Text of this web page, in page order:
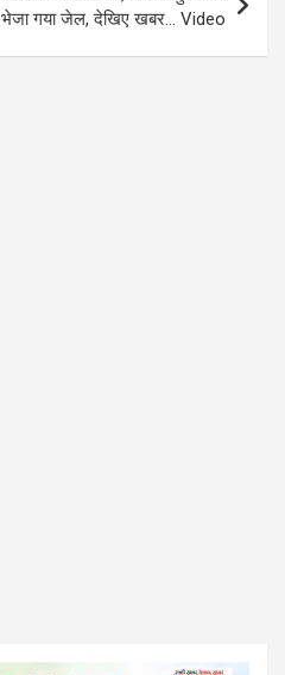
भेजा गया जेल, देखिए खबर… Video